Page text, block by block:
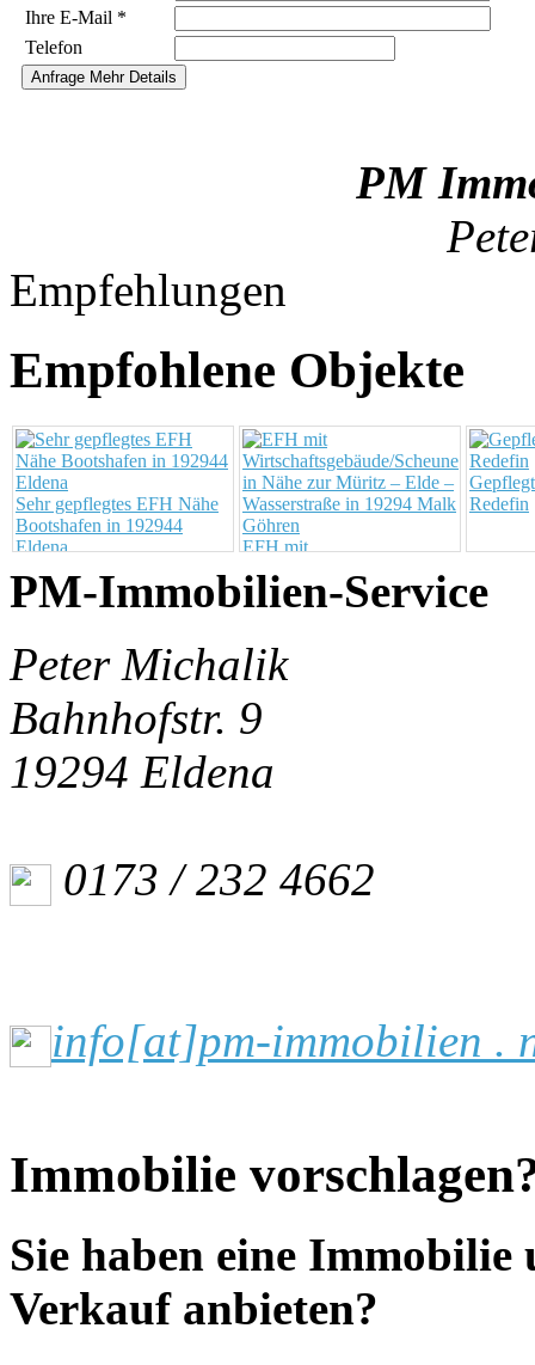
Ihre E-Mail *
Telefon
PM
Empfehlungen
Empfohlene Objekte
Sehr gepflegtes EFH Nähe
Bootshafen in 192944
Eldena
EFH mit
in Nähe zur Müritz – Elde –
Wasserstraße in 19294 Malk
Redefin
PM-Immobilien-Service
Peter Michalik
Bahnhofstr. 9
19294 Eldena
0173 / 232 4662
info[at]pm-immobilien .
Immobilie
Sie haben eine Immobilie
Verkauf anbieten?